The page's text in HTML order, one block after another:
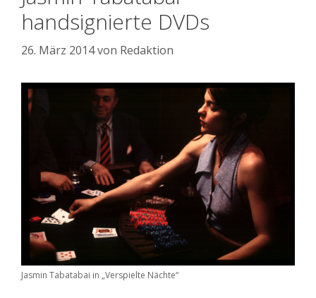
handsignierte DVDs
26. März 2014von Redaktion
Jasmin Tabatabai in „Verspielte Nächte“